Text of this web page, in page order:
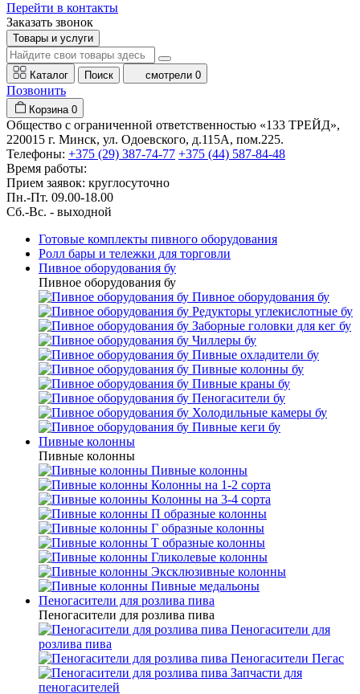
Перейти в контакты
Заказать звонок
Товары и услуги
Каталог Поиск смотрели 0
Позвонить
Корзина 0
Общество с ограниченной ответственностью «133 ТРЕЙД»,
220015 г. Минск, ул. Одоевского, д.115А, пом.225.
Телефоны: +375 (29) 387-74-77 +375 (44) 587-84-48
Время работы:
Прием заявок: круглосуточно
Пн.-Пт. 09.00-18.00
Cб.-Вс. - выходной
Готовые комплекты пивного оборудования
Ролл бары и тележки для торговли
Пивное оборудования бу
Пивное оборудования бу
Пивное оборудования бу
Редукторы углекислотные бу
Заборные головки для кег бу
Чиллеры бу
Пивные охладители бу
Пивные колонны бу
Пивные краны бу
Пеногасители бу
Холодильные камеры бу
Пивные кеги бу
Пивные колонны
Пивные колонны
Пивные колонны
Колонны на 1-2 сорта
Колонны на 3-4 сорта
П образные колонны
Г образные колонны
Т образные колонны
Гликолевые колонны
Эксклюзивные колонны
Пивные медальоны
Пеногасители для розлива пива
Пеногасители для розлива пива
Пеногасители для
розлива пива
Пеногасители Пегас
Запчасти для
пеногасителей